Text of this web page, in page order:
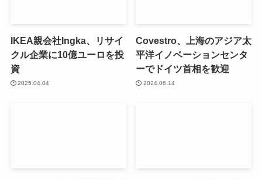
IKEA親会社Ingka、リサイ
クル企業に10億ユーロを投
資
2025.04.04
Covestro、上海のアジア太
平洋イノベーションセンタ
ーでドイツ首相を歓迎
2024.06.14